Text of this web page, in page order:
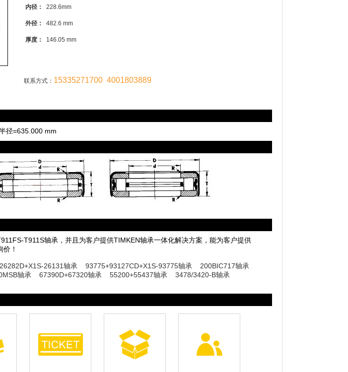
内径： 228.6mm
外径： 482.6 mm
厚度： 146.05 mm
联系方式： 15335271700 4001803889
径=635.000 mm
T911S轴承，并且为客户提供TIMKEN轴承一体化解决方案，能为客户提供
！
26131轴承 93775+93127CD+X1S-93775轴承
200BIC717轴承
轴承 67390D+67320轴承 55200+55437轴承
3478/3420-B轴承